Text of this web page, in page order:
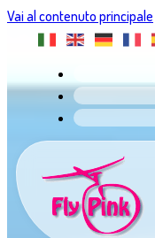
Vai al contenuto principale